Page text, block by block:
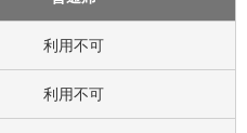
利用不可
利用不可